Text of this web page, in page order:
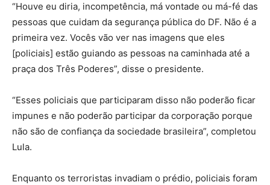
“Houve eu diria, incompetência, má vontade ou má-fé das
pessoas que cuidam da segurança pública do DF. Não é a
primeira vez. Vocês vão ver nas imagens que eles
[policiais] estão guiando as pessoas na caminhada até a
praça dos Três Poderes”, disse o presidente.
“Esses policiais que participaram disso não poderão ficar
impunes e não poderão participar da corporação porque
não são de confiança da sociedade brasileira”, completou
Lula.
Enquanto os terroristas invadiam o prédio, policiais foram